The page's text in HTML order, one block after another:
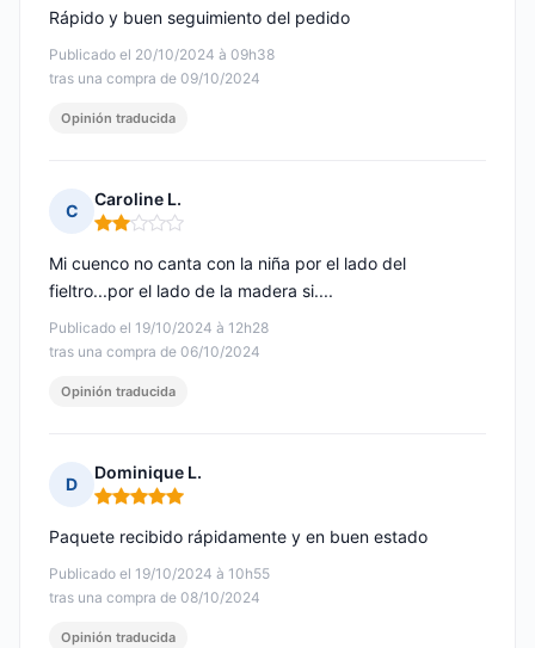
Publicado el 20/10/2024 à 09h38
tras una compra de 09/10/2024
Rápido y buen seguimiento del pedido
Opinión traducida
C
Caroline L.
Nota: 2 de 5
Publicado el 19/10/2024 à 12h28
tras una compra de 06/10/2024
Mi cuenco no canta con la niña por el lado del
fieltro...por el lado de la madera si....
Opinión traducida
D
Dominique L.
Nota: 5 de 5
Publicado el 19/10/2024 à 10h55
tras una compra de 08/10/2024
Paquete recibido rápidamente y en buen estado
Opinión traducida